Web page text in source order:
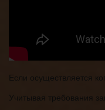
Если осуществляется
Учитывая требования